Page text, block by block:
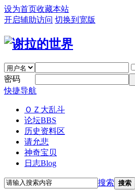
设为首页收藏本站
开启辅助访问 切换到宽版
密码
快捷导航
ＯＺ大乱斗
论坛BBS
历史资料区
请允悲
神奇宝贝
日志Blog
搜索 搜索